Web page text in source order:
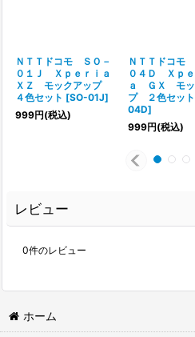
ＮＴＴドコモ ＳＯ－
０１Ｊ Ｘｐｅｒｉａ
ＸＺ モックアップ
４色セット [SO-01J]
999円(税込)
ＮＴＴドコモ
０４Ｄ Ｘｐｅ
ａ ＧＸ モッ
プ ２色セット
04D]
999円(税込)
レビュー
0件のレビュー
ホーム